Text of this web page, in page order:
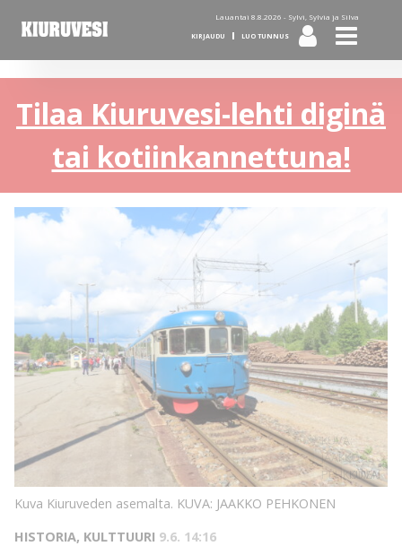
Lauantai 8.8.2026 - Sylvi, Sylvia ja Silva
KIRJAUDU LUO TUNNUS
Tilaa Kiuruvesi-lehti diginä
tai kotiinkannettuna!
KUVA:
KUVA:
JAAKKO
PEHKONEN
Kuva Kiuruveden asemalta. KUVA: JAAKKO PEHKONEN
HISTORIA, KULTTUURI 9.6. 14:16